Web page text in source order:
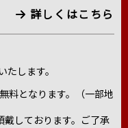
詳しくはこちら
します。
料となります。（一部地
しております。ご了承